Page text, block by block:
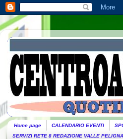
Home page CALENDARIO EVENTI
SERVIZI RETE 8 REDAZIONE VALLE